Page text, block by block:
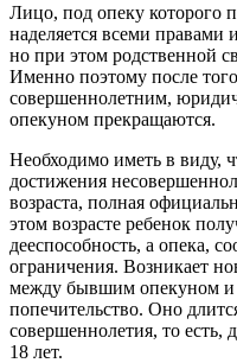
Лицо, под опеку которого
наделяется всеми правами
но при этом родственной
Именно поэтому после
совершеннолетним,
опекуном прекращаются.
Необходимо иметь в виду,
достижения
возраста, полная
этом возрасте ребенок
дееспособность, а опека,
ограничения. Возникает
между бывшим опекуном и
попечительство. Оно
совершеннолетия, то есть,
18 лет.